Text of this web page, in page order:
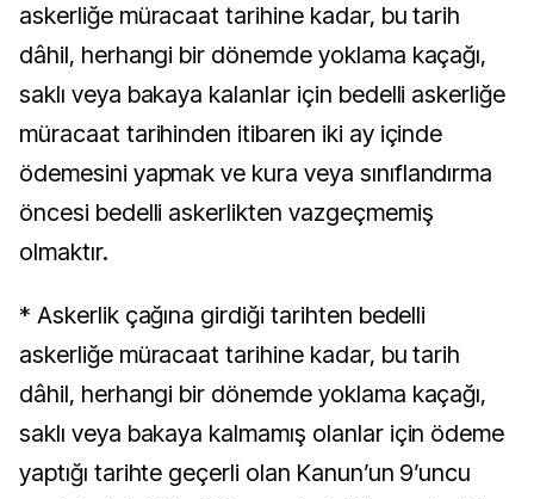
askerliğe müracaat tarihine kadar, bu tarih
dâhil, herhangi bir dönemde yoklama kaçağı,
saklı veya bakaya kalanlar için bedelli askerliğe
müracaat tarihinden itibaren iki ay içinde
ödemesini yapmak ve kura veya sınıflandırma
öncesi bedelli askerlikten vazgeçmemiş
olmaktır.
* Askerlik çağına girdiği tarihten bedelli
askerliğe müracaat tarihine kadar, bu tarih
dâhil, herhangi bir dönemde yoklama kaçağı,
saklı veya bakaya kalmamış olanlar için ödeme
yaptığı tarihte geçerli olan Kanun’un 9’uncu